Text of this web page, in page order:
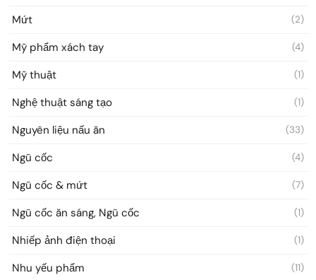
Mứt (2)
Mỹ phẩm xách tay (4)
Mỹ thuật (1)
Nghệ thuật sáng tạo (1)
Nguyên liệu nấu ăn (33)
Ngũ cốc (4)
Ngũ cốc & mứt (7)
Ngũ cốc ăn sáng, Ngũ cốc (1)
Nhiếp ảnh điện thoại (1)
Nhu yếu phẩm (11)